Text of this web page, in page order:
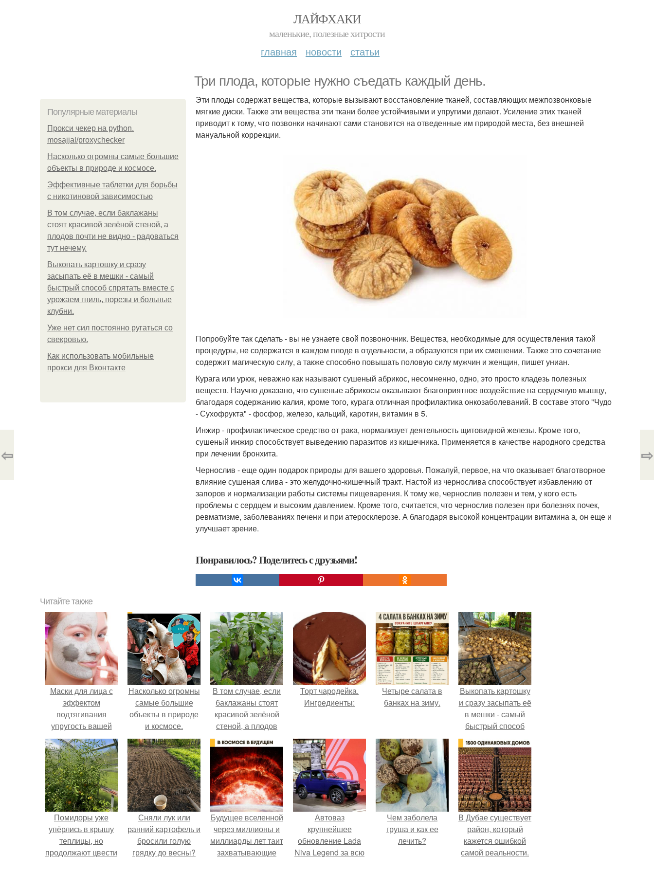
ЛАЙФХАКИ
маленькие, полезные хитрости
главная новости статьи
Три плода, которые нужно съедать каждый день.
Популярные материалы
Прокси чекер на python.
mosajjal/proxychecker
Насколько огромны самые большие
объекты в природе и космосе.
Эффективные таблетки для борьбы
с никотиновой зависимостью
В том случае, если баклажаны
стоят красивой зелёной стеной, а
плодов почти не видно - радоваться
тут нечему.
Выкопать картошку и сразу
засыпать её в мешки - самый
быстрый способ спрятать вместе с
урожаем гниль, порезы и больные
клубни.
Уже нет сил постоянно ругаться со
свекровью.
Как использовать мобильные
прокси для Вконтакте
Эти плоды содержат вещества, которые вызывают восстановление тканей, составляющих межпозвонковые
мягкие диски. Также эти вещества эти ткани более устойчивыми и упругими делают. Усиление этих тканей
приводит к тому, что позвонки начинают сами становится на отведенные им природой места, без внешней
мануальной коррекции.
Попробуйте так сделать - вы не узнаете свой позвоночник. Вещества, необходимые для осуществления такой
процедуры, не содержатся в каждом плоде в отдельности, а образуются при их смешении. Также это сочетание
содержит магическую силу, а также способно повышать половую силу мужчин и женщин, пишет униан.
Курага или урюк, неважно как называют сушеный абрикос, несомненно, одно, это просто кладезь полезных
веществ. Научно доказано, что сушеные абрикосы оказывают благоприятное воздействие на сердечную мышцу,
благодаря содержанию калия, кроме того, курага отличная профилактика онкозаболеваний. В составе этого "Чудо
- Сухофрукта" - фосфор, железо, кальций, каротин, витамин в 5.
Инжир - профилактическоe средство от рака, нормализует деятельность щитовидной железы. Кроме того,
сушеный инжир способствует выведению паразитов из кишечника. Применяется в качестве народного средства
при лечении бронхита.
Чернослив - еще один подарок природы для вашего здоровья. Пожалуй, первое, на что оказывает благотворное
влияние сушеная слива - это желудочно-кишечный тракт. Настой из чернослива способствует избавлению от
запоров и нормализации работы системы пищеварения. К тому же, чернослив полезен и тем, у кого есть
проблемы с сердцем и высоким давлением. Кроме того, считается, что чернослив полезен при болезнях почек,
ревматизме, заболеваниях печени и при атеросклерозе. А благодаря высокой концентрации витамина а, он еще и
улучшает зрение.
Понравилось? Поделитесь с друзьями!
⇦ ⇨
Читайте также
Маски для лица с
эффектом
подтягивания
упругость вашей
коже вернут.
Насколько огромны
самые большие
объекты в природе
и космосе.
В том случае, если
баклажаны стоят
красивой зелёной
стеной, а плодов
почти не видно -
радоваться тут
нечему.
Торт чародейка.
Ингредиенты:
Четыре салата в
банках на зиму.
Выкопать картошку
и сразу засыпать её
в мешки - самый
быстрый способ
спрятать вместе с
урожаем гниль,
порезы и больные
клубни.
Помидоры уже
упёрлись в крышу
теплицы, но
продолжают цвести
Сняли лук или
ранний картофель и
бросили голую
грядку до весны?
Будущее вселенной
через миллионы и
миллиарды лет таит
захватывающие
Автоваз
крупнейшее
обновление Lada
Niva Legend за всю
Чем заболела
груша и как ее
лечить?
В Дубае существует
район, который
кажется ошибкой
самой реальности.